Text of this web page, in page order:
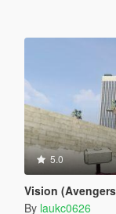
5.0
Vision
By laukc0626